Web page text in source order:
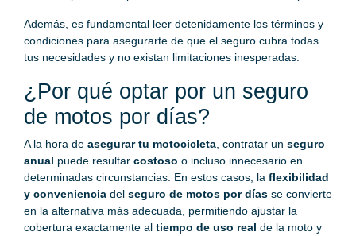
Además, es fundamental leer detenidamente los términos y
condiciones para asegurarte de que el seguro cubra todas
tus necesidades y no existan limitaciones inesperadas.
¿Por qué optar por un seguro
de motos por días?
A la hora de asegurar tu motocicleta , contratar un seguro
anual puede resultar costoso o incluso innecesario en
determinadas circunstancias. En estos casos, la flexibilidad
y conveniencia del seguro de motos por días se convierte
en la alternativa más adecuada, permitiendo ajustar la
cobertura exactamente al tiempo de uso real de la moto y